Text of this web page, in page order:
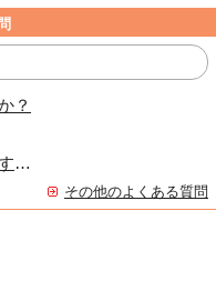
？
代金の支払いはどのような方法ですか？
その他のよくある質問